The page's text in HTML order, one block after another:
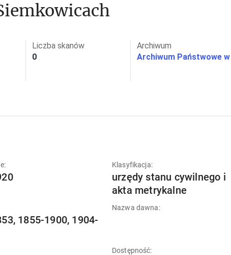
Liczba skanów
0
Archiwum
Archiwum Państwowe
Klasyfikacja:
urzędy stanu cywilnego i
akta metrykalne
1855-1900, 1904-
Nazwa dawna:
Dostępność: